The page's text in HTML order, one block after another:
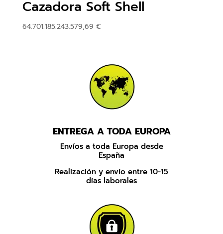
Cazadora Soft Shell
64.701.185.243.579,69 €
ENTREGA A TODA EUROPA
Envíos a toda Europa desde
España
Realización y envío entre 10-15
días laborales